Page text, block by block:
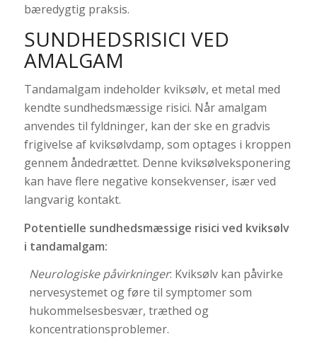
bæredygtig praksis.
SUNDHEDSRISICI VED
AMALGAM
Tandamalgam indeholder kviksølv, et metal med
kendte sundhedsmæssige risici. Når amalgam
anvendes til fyldninger, kan der ske en gradvis
frigivelse af kviksølvdamp, som optages i kroppen
gennem åndedrættet. Denne kviksølveksponering
kan have flere negative konsekvenser, især ved
langvarig kontakt.
Potentielle sundhedsmæssige risici ved kviksølv
i tandamalgam:
Neurologiske påvirkninger: Kviksølv kan påvirke
nervesystemet og føre til symptomer som
hukommelsesbesvær, træthed og
koncentrationsproblemer.